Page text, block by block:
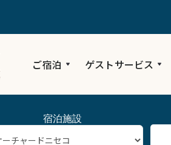
ご宿泊 ゲストサービス
宿泊施設